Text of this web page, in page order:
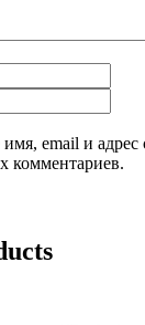
email и адрес
комментариев.